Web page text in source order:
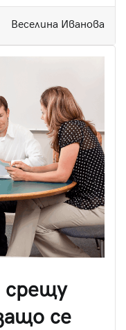
Веселина Иванова
срещу
се